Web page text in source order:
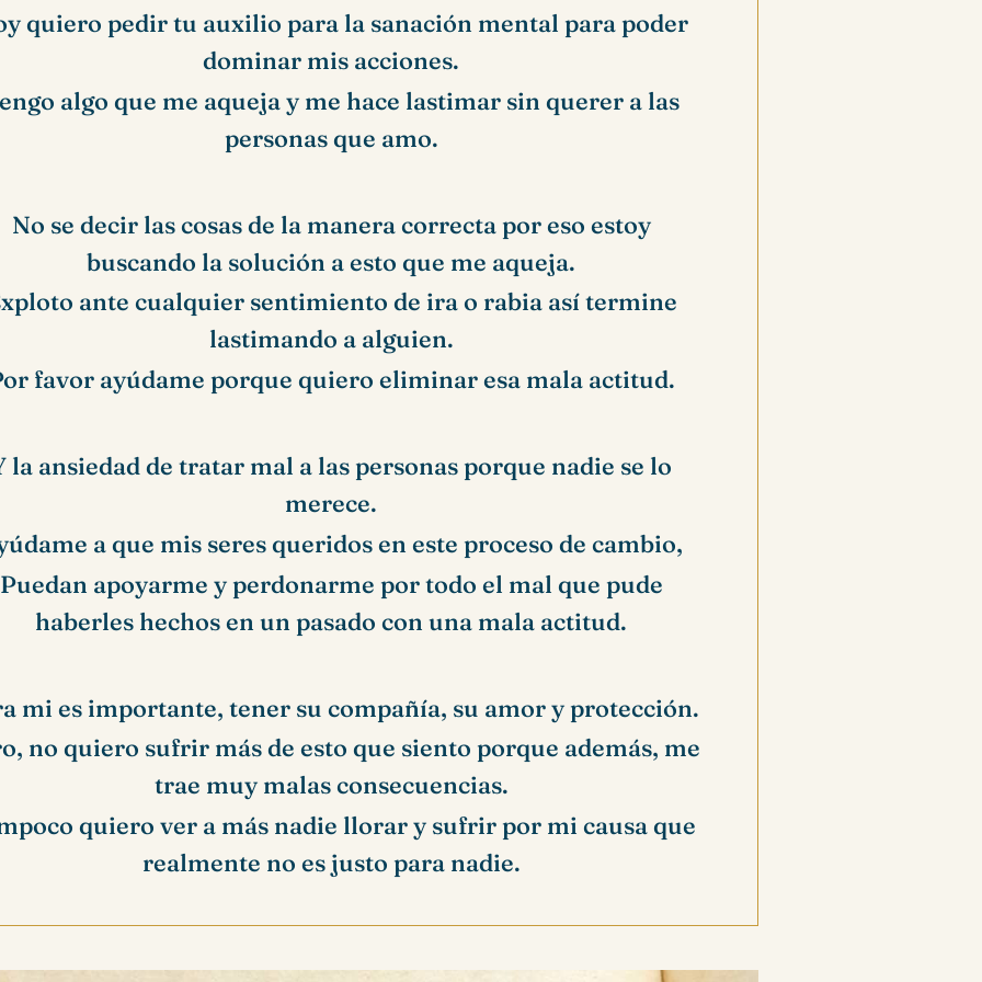
quiero pedir tu auxilio para la sanación mental para poder
dominar mis acciones.
algo que me aqueja y me hace lastimar sin querer a las
personas que amo.
No se decir las cosas de la manera correcta por eso estoy
buscando la solución a esto que me aqueja.
ante cualquier sentimiento de ira o rabia así termine
lastimando a alguien.
favor ayúdame porque quiero eliminar esa mala actitud.
la ansiedad de tratar mal a las personas porque nadie se lo
merece.
a que mis seres queridos en este proceso de cambio,
Puedan apoyarme y perdonarme por todo el mal que pude
haberles hechos en un pasado con una mala actitud.
mi es importante, tener su compañía, su amor y protección.
no quiero sufrir más de esto que siento porque además, me
trae muy malas consecuencias.
quiero ver a más nadie llorar y sufrir por mi causa que
realmente no es justo para nadie.